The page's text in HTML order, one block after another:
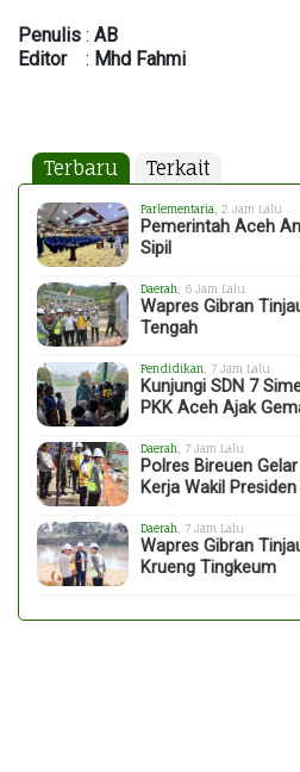
Penulis : AB
Editor: Mhd Fahmi
Terbaru Terkait
Parlementaria , 2 Jam Lalu
Pemerintah Aceh
Sipil
Daerah , 6 Jam Lalu
Wapres Gibran
Tengah
Pendidikan , 7 Jam Lalu
Kunjungi SDN 7
PKK Aceh Ajak
Daerah , 7 Jam Lalu
Polres Bireuen
Kerja Wakil Presiden
Daerah , 7 Jam Lalu
Wapres Gibran
Krueng Tingkeum